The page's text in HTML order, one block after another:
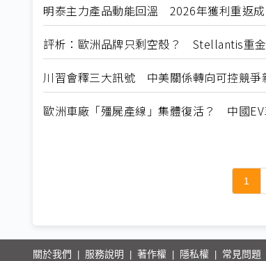
明泰主力產品動能回溫 2026年獲利重返
評析：歐洲品牌只剩空殼？ Stellantis重
川習會釋三大訊號 中美關係轉向可控競爭
歐洲車廠「殭屍產線」集體復活？ 中國
1
關於我們 服務說明 著作權 隱私權 常見問題